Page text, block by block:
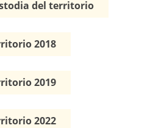
del territorio
2018
2019
2022